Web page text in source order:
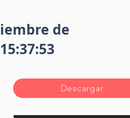
de
Descargar